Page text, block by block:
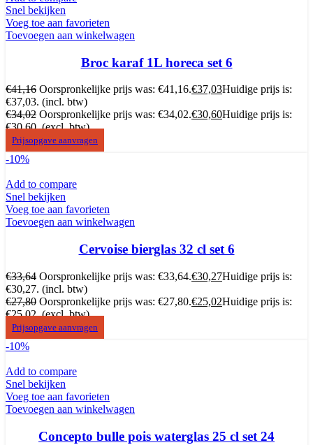
Snel bekijken
Voeg toe aan favorieten
Toevoegen aan winkelwagen
Broc karaf 1L horeca set 6
€41,16 Oorspronkelijke prijs was: €41,16.€37,03Huidige prijs is:
€37,03. (incl. btw)
€34,02 Oorspronkelijke prijs was: €34,02.€30,60Huidige prijs is:
€30,60. (excl. btw)
Prijsopgave aanvragen
-10%
Add to compare
Snel bekijken
Voeg toe aan favorieten
Toevoegen aan winkelwagen
Cervoise bierglas 32 cl set 6
€33,64 Oorspronkelijke prijs was: €33,64.€30,27Huidige prijs is:
€30,27. (incl. btw)
€27,80 Oorspronkelijke prijs was: €27,80.€25,02Huidige prijs is:
€25,02. (excl. btw)
Prijsopgave aanvragen
-10%
Add to compare
Snel bekijken
Voeg toe aan favorieten
Toevoegen aan winkelwagen
Concepto bulle pois waterglas 25 cl set 24